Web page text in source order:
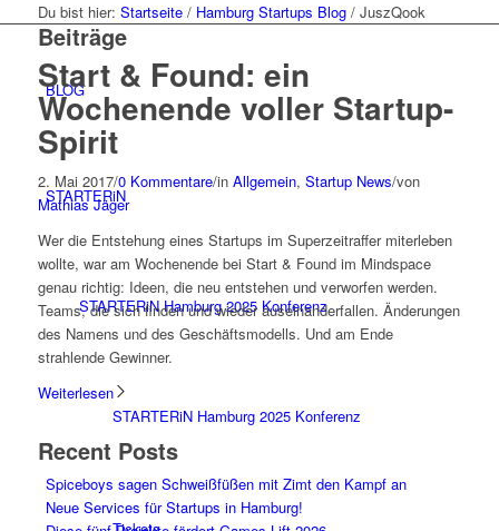
BLOG
STARTERiN
STARTERiN Hamburg 2025 Konferenz
STARTERiN Hamburg 2025 Konferenz
Du bist hier: Startseite / Hamburg Startups Blog / JuszQook
Beiträge
Start & Found: ein
Wochenende voller Startup-
Spirit
2. Mai 2017/0 Kommentare/in Allgemein, Startup News/von
Mathias Jäger
Wer die Entstehung eines Startups im Superzeitraffer miterleben
wollte, war am Wochenende bei Start & Found im Mindspace
genau richtig: Ideen, die neu entstehen und verworfen werden.
Teams, die sich finden und wieder auseinanderfallen. Änderungen
des Namens und des Geschäftsmodells. Und am Ende
strahlende Gewinner.
Weiterlesen
Recent Posts
Spiceboys sagen Schweißfüßen mit Zimt den Kampf an
Neue Services für Startups in Hamburg!